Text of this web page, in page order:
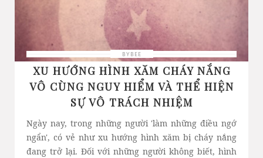
BYBEE
XU HƯỚNG HÌNH XĂM CHÁY NẮNG
VÔ CÙNG NGUY HIỂM VÀ THỂ HIỆN
SỰ VÔ TRÁCH NHIỆM
Ngày nay, trong những người 'làm những điều ngớ
ngẩn', có vẻ như xu hướng hình xăm bị cháy nắng
đang trở lại. Đối với những người không biết, hình